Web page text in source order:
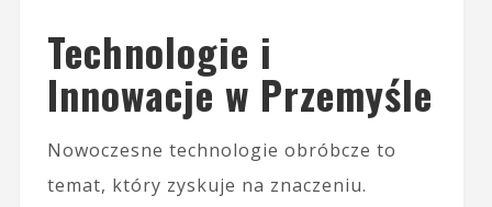
Technologie i
Innowacje w Przemyśle
Nowoczesne technologie obróbcze to
temat, który zyskuje na znaczeniu.